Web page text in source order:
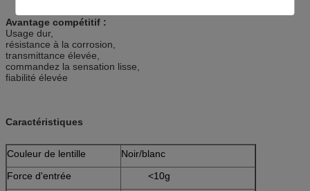
Avantage compétitif :
Usage dur,
résistance à la corrosion,
transmittance élevée,
commandez la sensation lisse,
fiabilité élevée
Caractéristiques
Couleur de lentille
Noir/blanc
Force d'entrée
<10g